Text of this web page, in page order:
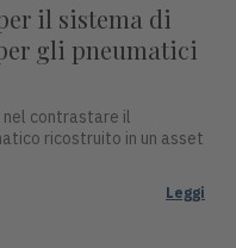
il sistema di
gli pneumatici
nel contrastare il
ricostruito in un asset
Leggi